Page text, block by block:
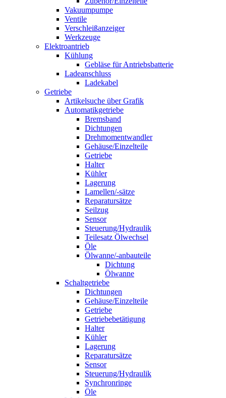
Vakuumpumpe
Ventile
Verschleißanzeiger
Werkzeuge
Elektroantrieb
Kühlung
Gebläse für Antriebsbatterie
Ladeanschluss
Ladekabel
Getriebe
Artikelsuche über Grafik
Automatikgetriebe
Bremsband
Dichtungen
Drehmomentwandler
Gehäuse/Einzelteile
Getriebe
Halter
Kühler
Lagerung
Lamellen/-sätze
Reparatursätze
Seilzug
Sensor
Steuerung/Hydraulik
Teilesatz Ölwechsel
Öle
Ölwanne/-anbauteile
Dichtung
Ölwanne
Schaltgetriebe
Dichtungen
Gehäuse/Einzelteile
Getriebe
Getriebebetätigung
Halter
Kühler
Lagerung
Reparatursätze
Sensor
Steuerung/Hydraulik
Synchronringe
Öle